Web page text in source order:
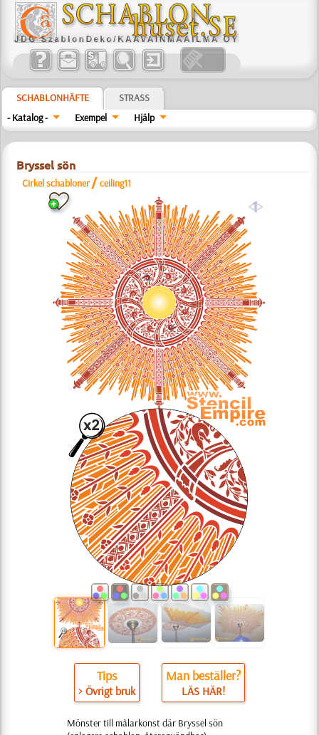
SCHABLONHÄFTE
STRASS
- Katalog -
Exempel Hjälp
Bryssel sön
Cirkel schabloner /ceiling11
a
Tips
> Övrigt bruk
Man beställer?
LÄS HÄR!
Mönster till målarkonst där Bryssel sön